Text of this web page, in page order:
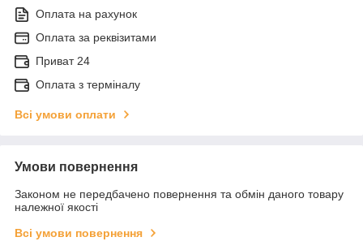
Оплата на рахунок
Оплата за реквізитами
Приват 24
Оплата з терміналу
Всі умови оплати
Умови повернення
Законом не передбачено повернення та обмін даного товару
належної якості
Всі умови повернення